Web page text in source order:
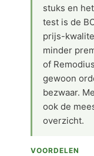
stuks en
test is de
prijs-
minder
of
gewoon
bezwaar.
ook de
overzicht.
VOORDELEN